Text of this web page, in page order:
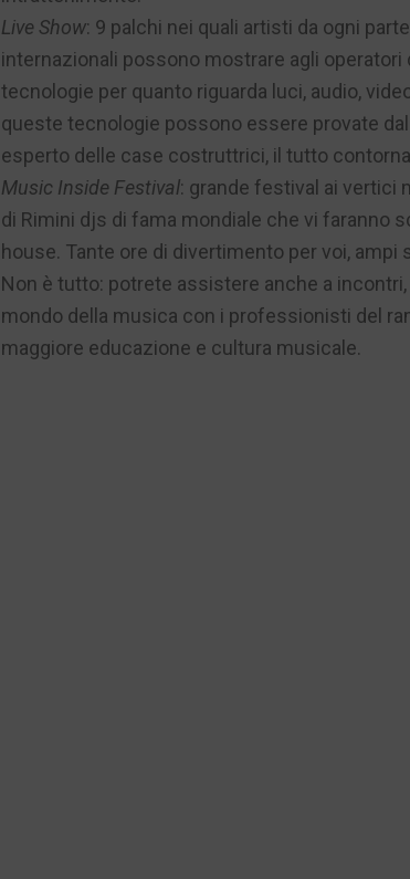
Live Show: 9 palchi nei quali artisti da ogni
internazionali possono mostrare agli
tecnologie per quanto riguarda luci, audio,
queste tecnologie possono essere provate
esperto delle case costruttrici, il tutto
Music Inside Festival: grande festival ai vertici
di Rimini djs di fama mondiale che vi faranno
house. Tante ore di divertimento per voi, ampi
Non è tutto: potrete assistere anche a
mondo della musica con i professionisti del
maggiore educazione e cultura musicale.